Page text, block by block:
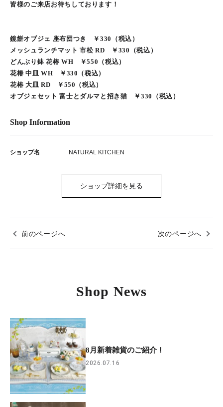
皆様のご来店お待ちしております！
鏡餅オブジェ 座布団つき ￥330（税込）
メッシュランチマット 市松 RD ￥330（税込）
どんぶり鉢 花椿 WH ￥550（税込）
花椿 中皿 WH ￥330（税込）
花椿 大皿 RD ￥550（税込）
オブジェセット 富士とダルマと招き猫 ￥330（税込）
Shop Information
ショップ名 NATURAL KITCHEN
ショップ詳細を見る
前のページへ 次のページへ
Shop News
8月新着雑貨のご紹介！
2026.07.16